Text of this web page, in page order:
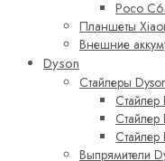
Poco
Планшеты
Внешние
Dyson
Стайлеры
Выпрямители